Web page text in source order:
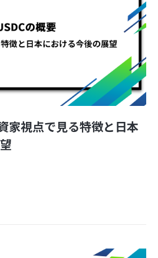
家視点で見る特徴と日本